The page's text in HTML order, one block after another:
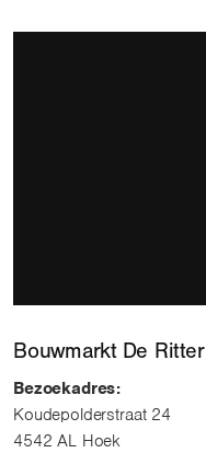
Bouwmarkt De Ritter
Bezoekadres:
Koudepolderstraat 24
4542 AL Hoek